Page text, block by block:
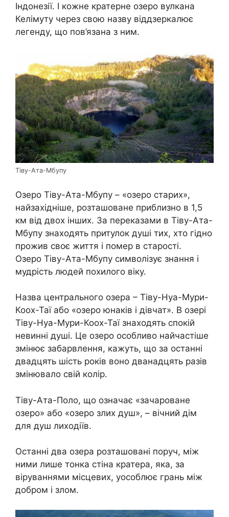
Індонезії. І кожне кратерне озеро вулкана
Келімуту через свою назву віддзеркалює
легенду, що пов’язана з ним.
Тіву-Ата-Мбупу
Озеро Тіву-Ата-Мбупу – «озеро старих»,
найзахідніше, розташоване приблизно в 1,5
км від двох інших. За переказами в Тіву-Ата-
Мбупу знаходять притулок душі тих, хто гідно
прожив своє життя і помер в старості.
Озеро Тіву-Ата-Мбупу символізує знання і
мудрість людей похилого віку.
Назва центрального озера – Тіву-Нуа-Мури-
Коох-Таї або «озеро юнаків і дівчат». В озері
Тіву-Нуа-Мури-Коох-Таї знаходять спокій
невинні душі. Це озеро особливо найчастіше
змінює забарвлення, кажуть, що за останні
двадцять шість років воно дванадцять разів
змінювало свій колір.
Тіву-Ата-Поло, що означає «зачароване
озеро» або «озеро злих душ», – вічний дім
для душ лиходіїв.
Останні два озера розташовані поруч, між
ними лише тонка стіна кратера, яка, за
віруваннями місцевих, уособлює грань між
добром і злом.